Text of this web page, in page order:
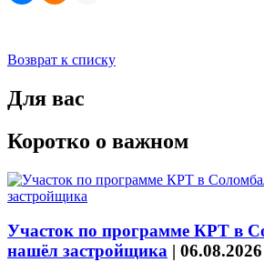
Возврат к списку
Для вас
Коротко о важном
Участок по программе КРТ в
нашёл застройщика | 06.08.2026